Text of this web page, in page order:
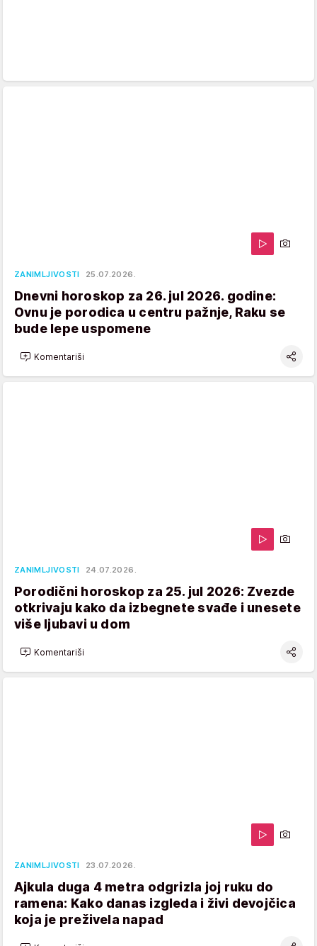
ZANIMLJIVOSTI 25.07.2026.
Dnevni horoskop za 26. jul 2026. godine:
Ovnu je porodica u centru pažnje, Raku se
bude lepe uspomene
Komentariši
ZANIMLJIVOSTI 24.07.2026.
Porodični horoskop za 25. jul 2026: Zvezde
otkrivaju kako da izbegnete svađe i unesete
više ljubavi u dom
Komentariši
ZANIMLJIVOSTI 23.07.2026.
Ajkula duga 4 metra odgrizla joj ruku do
ramena: Kako danas izgleda i živi devojčica
koja je preživela napad